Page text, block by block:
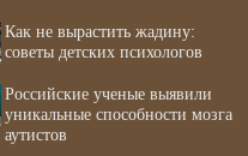
Как не вырастить жадину:
советы детских психологов
Российские ученые выявили
уникальные способности мозга
аутистов